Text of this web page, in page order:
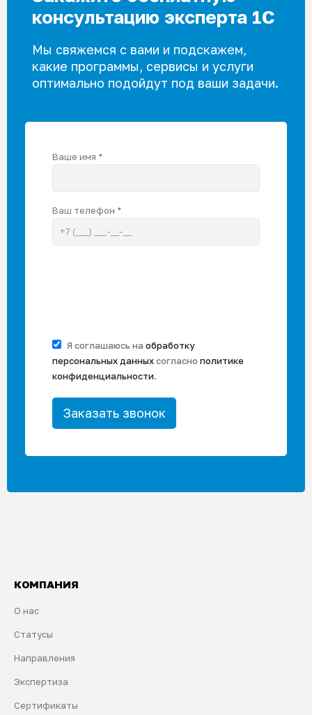
консультацию эксперта 1С
Мы свяжемся с вами и подскажем,
какие программы, сервисы и услуги
оптимально подойдут под ваши задачи.
Ваше имя *
Ваш телефон *
Я соглашаюсь на обработку
персональных данныхсогласно политике
конфиденциальности.
КОМПАНИЯ
О нас
Статусы
Направления
Экспертиза
Сертификаты